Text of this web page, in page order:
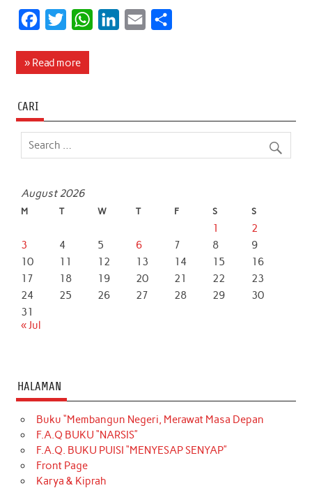
c
o
o
i
e
W
A
d
» Read more
CARI
August 2026
M T W T F S S
1
2
3
4 5 6 7 8
9
10
11 12 13 14 15
16
17
18 19 20 21 22
23
24
25 26 27 28 29
30
31
« Jul
HALAMAN
Buku “Membangun Negeri, Merawat Masa Depan
F.A.Q BUKU “NARSIS”
F.A.Q. BUKU PUISI “MENYESAP SENYAP”
Front Page
Karya & Kiprah